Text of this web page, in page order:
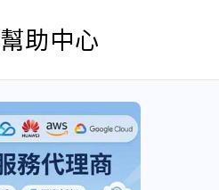
幫助中心